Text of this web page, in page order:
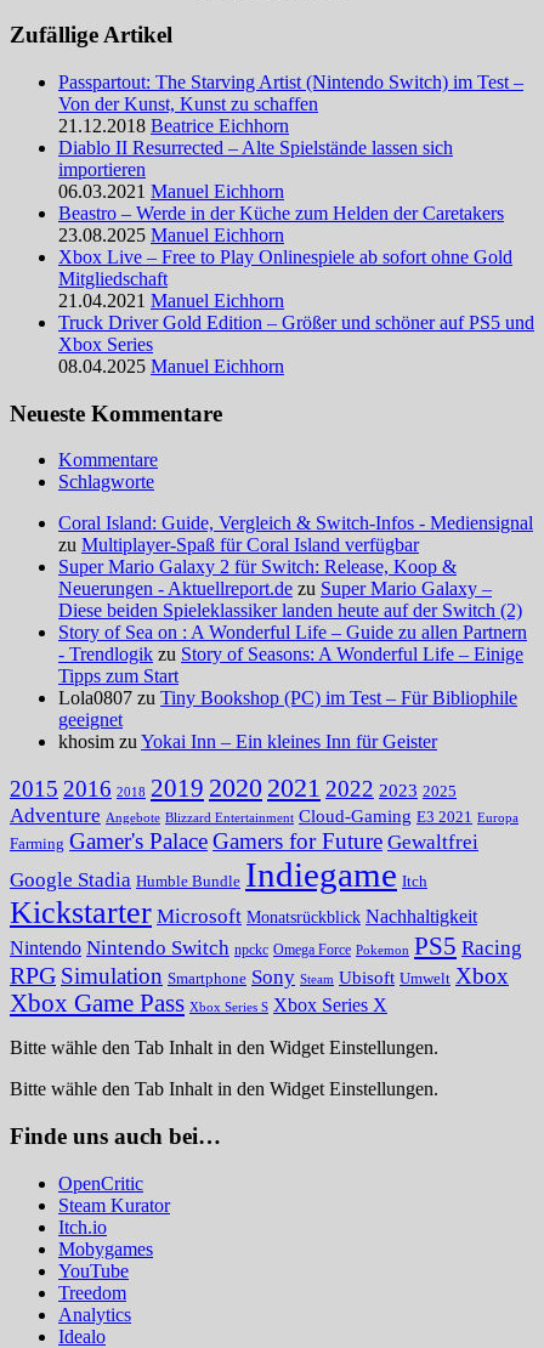
Zufällige Artikel
Passpartout: The Starving Artist (Nintendo Switch) im Test –
Von der Kunst, Kunst zu schaffen
21.12.2018 Beatrice Eichhorn
Diablo II Resurrected – Alte Spielstände lassen sich
importieren
06.03.2021 Manuel Eichhorn
Beastro – Werde in der Küche zum Helden der Caretakers
23.08.2025 Manuel Eichhorn
Xbox Live – Free to Play Onlinespiele ab sofort ohne Gold
Mitgliedschaft
21.04.2021 Manuel Eichhorn
Truck Driver Gold Edition – Größer und schöner auf PS5 und
Xbox Series
08.04.2025 Manuel Eichhorn
Neueste Kommentare
Kommentare
Schlagworte
Coral Island: Guide, Vergleich & Switch-Infos - Mediensignal
zu Multiplayer-Spaß für Coral Island verfügbar
Super Mario Galaxy 2 für Switch: Release, Koop &
Neuerungen - Aktuellreport.de zu Super Mario Galaxy –
Diese beiden Spieleklassiker landen heute auf der Switch (2)
Story of Sea on : A Wonderful Life – Guide zu allen Partnern
- Trendlogik zu Story of Seasons: A Wonderful Life – Einige
Tipps zum Start
Lola0807 zu Tiny Bookshop (PC) im Test – Für Bibliophile
geeignet
khosim zuYokai Inn – Ein kleines Inn für Geister
2015 2016 2018 2019 2020 2021 2022 2023 2025
Adventure Angebote Blizzard Entertainment Cloud-Gaming E3 2021 Europa
Farming Gamer's PalaceGamers for Future Gewaltfrei
Google Stadia Humble Bundle Indiegame Itch
Kickstarter Microsoft Monatsrückblick Nachhaltigkeit
Nintendo Nintendo Switch npckc Omega Force Pokemon PS5 Racing
RPG Simulation Smartphone Sony Steam Ubisoft Umwelt Xbox
Xbox Game Pass Xbox Series S Xbox Series X
Bitte wähle den Tab Inhalt in den Widget Einstellungen.
Bitte wähle den Tab Inhalt in den Widget Einstellungen.
Finde uns auch bei…
OpenCritic
Steam Kurator
Itch.io
Mobygames
YouTube
Treedom
Analytics
Idealo